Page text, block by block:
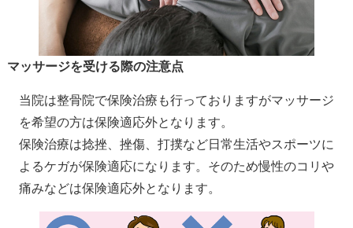
マッサージを受ける際の注意点
当院は整骨院で保険治療も行っておりますがマッサージ
を希望の方は保険適応外となります。
保険治療は捻挫、挫傷、打撲など日常生活やスポーツに
よるケガが保険適応になります。そのため慢性のコリや
痛みなどは保険適応外となります。